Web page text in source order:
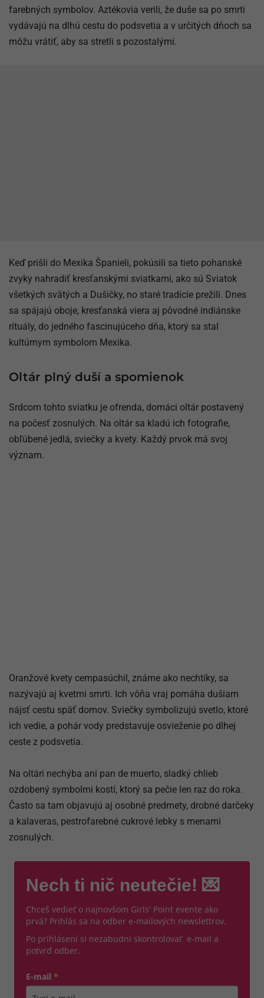
farebných symbolov. Aztékovia verili, že duše sa po smrti
vydávajú na dlhú cestu do podsvetia a v určitých dňoch sa
môžu vrátiť, aby sa stretli s pozostalými.
Keď prišli do Mexika Španieli, pokúsili sa tieto pohanské
zvyky nahradiť kresťanskými sviatkami, ako sú Sviatok
všetkých svätých a Dušičky, no staré tradície prežili. Dnes
sa spájajú oboje, kresťanská viera aj pôvodné indiánske
rituály, do jedného fascinujúceho dňa, ktorý sa stal
kultúrnym symbolom Mexika.
Oltár plný duší a spomienok
Srdcom tohto sviatku je ofrenda, domáci oltár postavený
na počesť zosnulých. Na oltár sa kladú ich fotografie,
obľúbené jedlá, sviečky a kvety. Každý prvok má svoj
význam.
Oranžové kvety cempasúchil, známe ako nechtíky, sa
nazývajú aj kvetmi smrti. Ich vôňa vraj pomáha dušiam
nájsť cestu späť domov. Sviečky symbolizujú svetlo, ktoré
ich vedie, a pohár vody predstavuje osvieženie po dlhej
ceste z podsvetia.
Na oltári nechýba ani pan de muerto, sladký chlieb
ozdobený symbolmi kostí, ktorý sa pečie len raz do roka.
Často sa tam objavujú aj osobné predmety, drobné darčeky
a kalaveras, pestrofarebné cukrové lebky s menami
zosnulých.
Nech ti nič neutečie! 💌
Chceš vedieť o najnovšom Girls' Point evente ako
prvá? Prihlás sa na odber e-mailových newslettrov.
Po prihlásení si nezabudni skontrolovať e-mail a
potvrď odber.
E-mail *